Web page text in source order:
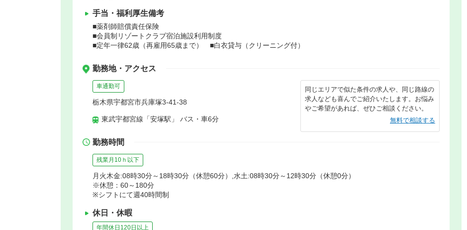
手当・福利厚生備考
■薬剤師賠償責任保険
■会員制リゾートクラブ宿泊施設利用制度
■定年一律62歳（再雇用65歳まで） ■白衣貸与（クリーニング付）
勤務地・アクセス
車通勤可
栃木県宇都宮市兵庫塚3-41-38
東武宇都宮線「安塚駅」 バス・車6分
同じエリアで似た条件の求人や、同じ路線の
求人なども喜んでご紹介いたします。お悩み
やご希望があれば、ぜひご相談ください。
無料で相談する
勤務時間
残業月10ｈ以下
月火木金:08時30分～18時30分（休憩60分）,水土:08時30分～12時30分（休憩0分）
※休憩：60～180分
※シフトにて週40時間制
休日・休暇
年間休日120日以上